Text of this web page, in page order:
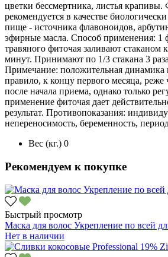
цветки бессмертника, листья
рекомендуется в качестве
пище - источника флавоноидов,
эфирные масла. Способ применения: 1
травяного фиточая заливают стаканом
минут. Принимают по 1/3 стакана 3
Примечание: положительная динамика
правило, к концу первого месяца, реже
после начала приема, однако только
применение фиточая дает
результат. Противопоказания:
непереносимость, беременность,
Вес (кг.) 0
Рекомендуем к покупке
Быстрый просмотр
Маска для волос Укрепление по всей
Нет в наличии